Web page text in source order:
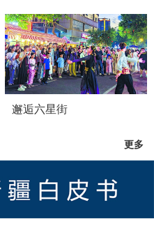
邂逅六星街
更多